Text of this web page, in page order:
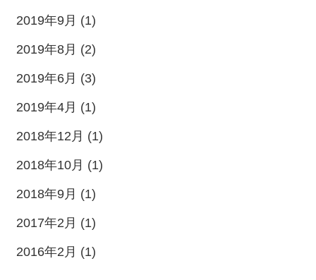
2019年9月 (1)
2019年8月 (2)
2019年6月 (3)
2019年4月 (1)
2018年12月 (1)
2018年10月 (1)
2018年9月 (1)
2017年2月 (1)
2016年2月 (1)